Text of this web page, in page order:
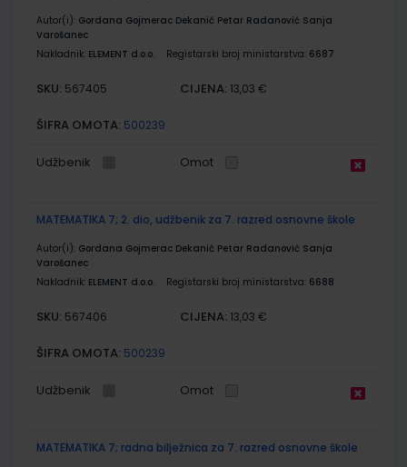
Autor(i): Gordana Gojmerac Dekanić Petar Radanović Sanja
Varošanec
Nakladnik: ELEMENT d.o.o. Registarski broj ministarstva: 6687
SKU: 567405 CIJENA: 13,03 €
ŠIFRA OMOTA: 500239
Udžbenik Omot
MATEMATIKA 7; 2. dio, udžbenik za 7. razred osnovne škole
Autor(i): Gordana Gojmerac Dekanić Petar Radanović Sanja
Varošanec
Nakladnik: ELEMENT d.o.o. Registarski broj ministarstva: 6688
SKU: 567406 CIJENA: 13,03 €
ŠIFRA OMOTA: 500239
Udžbenik Omot
MATEMATIKA 7; radna bilježnica za 7. razred osnovne škole